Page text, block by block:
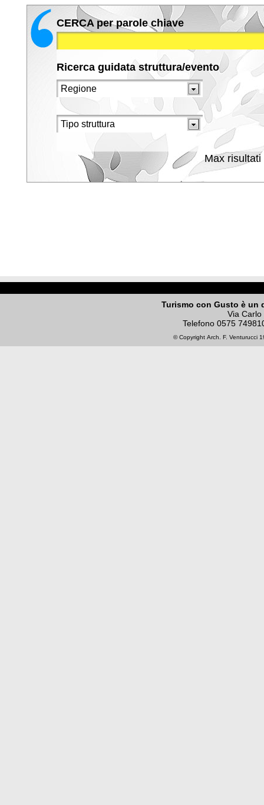
CERCA per parole chiave
Ricerca guidata struttura/evento
Max risultati
Turismo con Gusto è un
Via
Telefono 0575
© Copyright Arch. F. Venturucci